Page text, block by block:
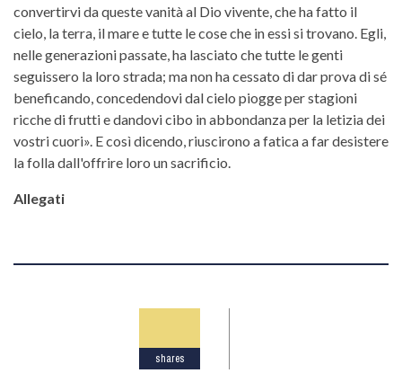
convertirvi da queste vanità al Dio vivente, che ha fatto il
cielo, la terra, il mare e tutte le cose che in essi si trovano. Egli,
nelle generazioni passate, ha lasciato che tutte le genti
seguissero la loro strada; ma non ha cessato di dar prova di sé
beneficando, concedendovi dal cielo piogge per stagioni
ricche di frutti e dandovi cibo in abbondanza per la letizia dei
vostri cuori». E così dicendo, riuscirono a fatica a far desistere
la folla dall'offrire loro un sacrificio.
Allegati
shares